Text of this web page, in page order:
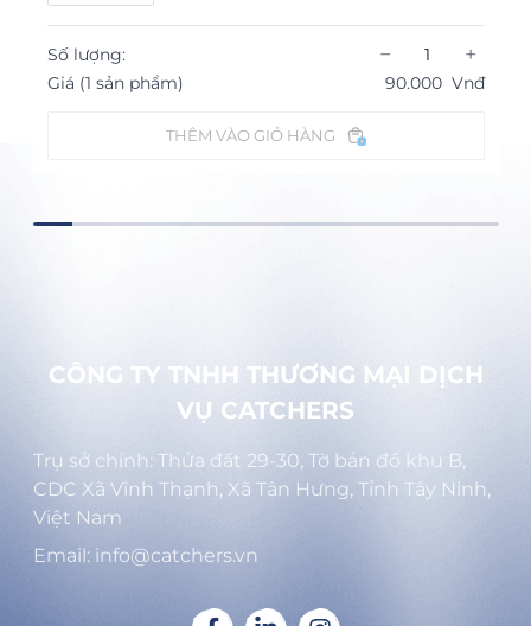
Số lượng: − +
Giá (1 sản phẩm) 90.000 Vnđ
THÊM VÀO GIỎ HÀNG
CÔNG TY TNHH THƯƠNG MẠI DỊCH
VỤ CATCHERS
Trụ sở chính: Thửa đất 29-30, Tờ bản đồ khu B,
CDC Xã Vĩnh Thạnh, Xã Tân Hưng, Tỉnh Tây Ninh,
Việt Nam
Email: info@catchers.vn